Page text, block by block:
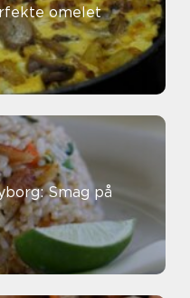
omelet
Smag på